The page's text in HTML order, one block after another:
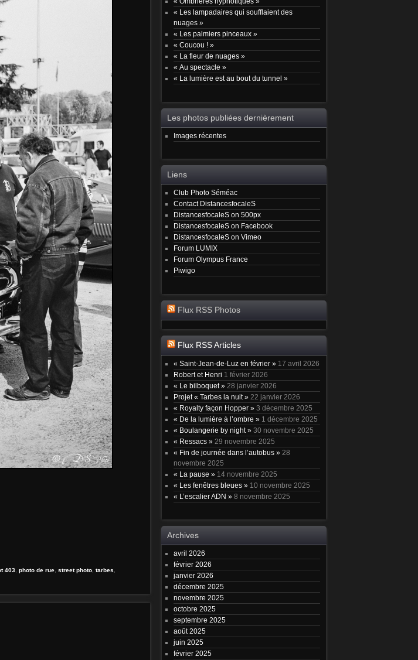
403 photo de rue street photo tarbes
« Les lampadaires qui soufflaient des
nuages »
« Les palmiers pinceaux »
« Coucou ! »
« La fleur de nuages »
« Au spectacle »
« La lumière est au bout du tunnel »
Les photos publiées dernièrement
Images récentes
Liens
Club Photo Séméac
Contact DistancesfocaleS
DistancesfocaleS on 500px
DistancesfocaleS on Facebook
DistancesfocaleS on Vimeo
Forum LUMIX
Forum Olympus France
Piwigo
Flux RSS Photos
Flux RSS Articles
« Saint-Jean-de-Luz en février » 17 avril 2026
Robert et Henri 1 février 2026
« Le bilboquet » 28 janvier 2026
Projet « Tarbes la nuit » 22 janvier 2026
« Royalty façon Hopper » 3 décembre 2025
« De la lumière à l’ombre » 1 décembre 2025
« Boulangerie by night » 30 novembre 2025
« Ressacs » 29 novembre 2025
« Fin de journée dans l’autobus » 28
novembre 2025
« La pause » 14 novembre 2025
« Les fenêtres bleues » 10 novembre 2025
« L’escalier ADN » 8 novembre 2025
Archives
avril 2026
février 2026
janvier 2026
décembre 2025
novembre 2025
octobre 2025
septembre 2025
août 2025
juin 2025
février 2025